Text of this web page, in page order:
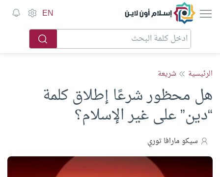
إسلام أون لاين EN
الرئيسية شريعة
هل محظور شرعًا إطلاق كلمة
“دين” على غير الإسلام؟
سيكو مارافا توري